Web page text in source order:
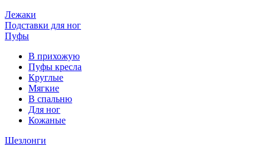
Лежаки
Подставки для ног
Пуфы
В прихожую
Пуфы кресла
Круглые
Мягкие
В спальню
Для ног
Кожаные
Шезлонги